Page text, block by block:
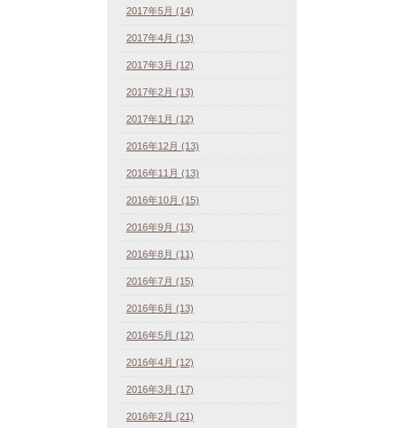
2017年5月 (14)
2017年4月 (13)
2017年3月 (12)
2017年2月 (13)
2017年1月 (12)
2016年12月 (13)
2016年11月 (13)
2016年10月 (15)
2016年9月 (13)
2016年8月 (11)
2016年7月 (15)
2016年6月 (13)
2016年5月 (12)
2016年4月 (12)
2016年3月 (17)
2016年2月 (21)